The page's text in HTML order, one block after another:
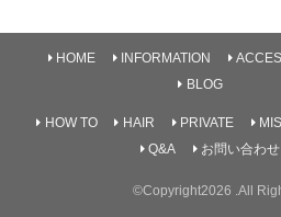
HOME INFORMATION
BLOG
HOW TO HAIR PRIVATE
Q&A
お問い合わせ
©Copyright2026 .All